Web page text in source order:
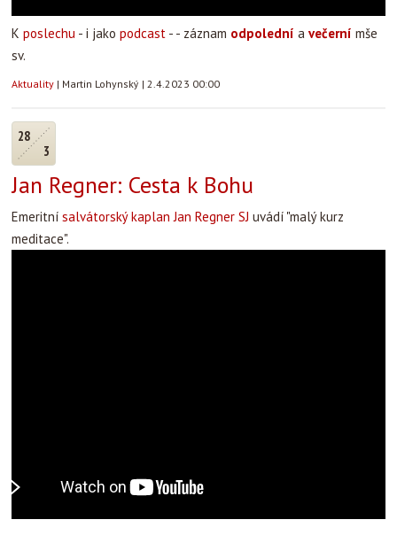
K poslechu - i jako podcast - - záznam odpolední a večerní mše
sv.
Aktuality | Martin Lohynský | 2.4.2023 00:00
28
3
Jan Regner: Cesta k Bohu
Emeritní salvátorský kaplan Jan Regner SJ uvádí "malý kurz
meditace".